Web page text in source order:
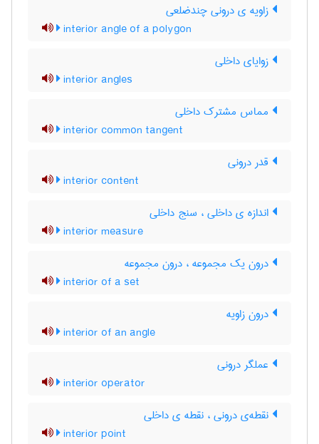
زاویه ی درونی چندضلعی
interior angle of a polygon
زوایای داخلی
interior angles
مماس مشترک داخلی
interior common tangent
قدر درونی
interior content
اندازه ی داخلی ، سنج داخلی
interior measure
درون یک مجموعه ، درون مجموعه
interior of a set
درون زاویه
interior of an angle
عملگر درونی
interior operator
نقطه‌ی درونی ، نقطه ی داخلی
interior point